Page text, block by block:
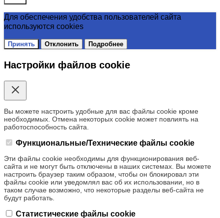
Для обеспечения удобства пользователей сайта
используются cookies
Принять Отклонить Подробнее
Настройки файлов cookie
Вы можете настроить удобные для вас файлы cookie кроме
необходимых. Отмена некоторых cookie может повлиять на
работоспособность сайта.
Функциональные/Технические файлы cookie
Эти файлы cookie необходимы для функционирования веб-
сайта и не могут быть отключены в наших системах. Вы можете
настроить браузер таким образом, чтобы он блокировал эти
файлы cookie или уведомлял вас об их использовании, но в
таком случае возможно, что некоторые разделы веб-сайта не
будут работать.
Статистические файлы cookie